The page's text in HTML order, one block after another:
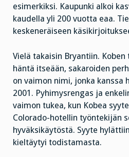
esimerkiksi. Kaupunki alkoi
kaudella yli 200 vuotta eaa.
keskeneräiseen
Vielä takaisin Bryantiin.
häntä itseään, sakaroiden
on vaimon nimi, jonka kanssa
2001. Pyhimysrengas ja
vaimon tukea, kun Kobea
Colorado-hotellin työntekijän
hyväksikäytöstä. Syyte
kieltäytyi todistamasta.